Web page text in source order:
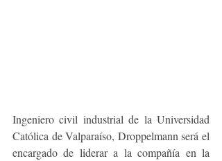
Ingeniero civil industrial de la Universidad
Católica de Valparaíso, Droppelmann será el
encargado de liderar a la compañía en la